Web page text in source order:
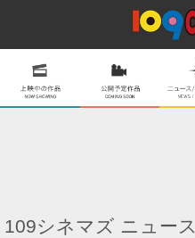
109シネマズ ニュース